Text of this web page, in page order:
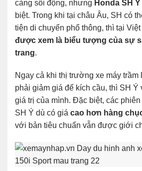
càng sôi động, nhưng Honda SH Ý
biệt. Trong khi tại châu Âu, SH có
tiện di chuyển phổ thông, thì tại Việt
được xem là biểu tượng của sự
trang.
Ngay cả khi thị trường xe máy trầm
phải giảm giá để kích cầu, thì SH
giá trị của mình. Đặc biệt, các phiên
SH Ý dù có giá cao hơn hàng
với bản tiêu chuẩn vẫn được giới